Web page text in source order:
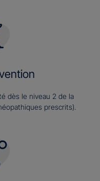
dès le niveau 2 de la
prescrits).